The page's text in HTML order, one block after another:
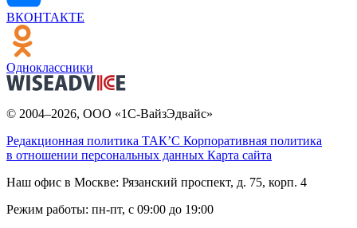
ВКОНТАКТЕ
Одноклассники
© 2004–2026, ООО «1С-ВайзЭдвайс»
Редакционная политика ТАК’C Корпоративная политика
в отношении персональных данных Карта сайта
Наш офис в Москве: Рязанский проспект, д. 75, корп. 4
Режим работы: пн-пт, с 09:00 до 19:00